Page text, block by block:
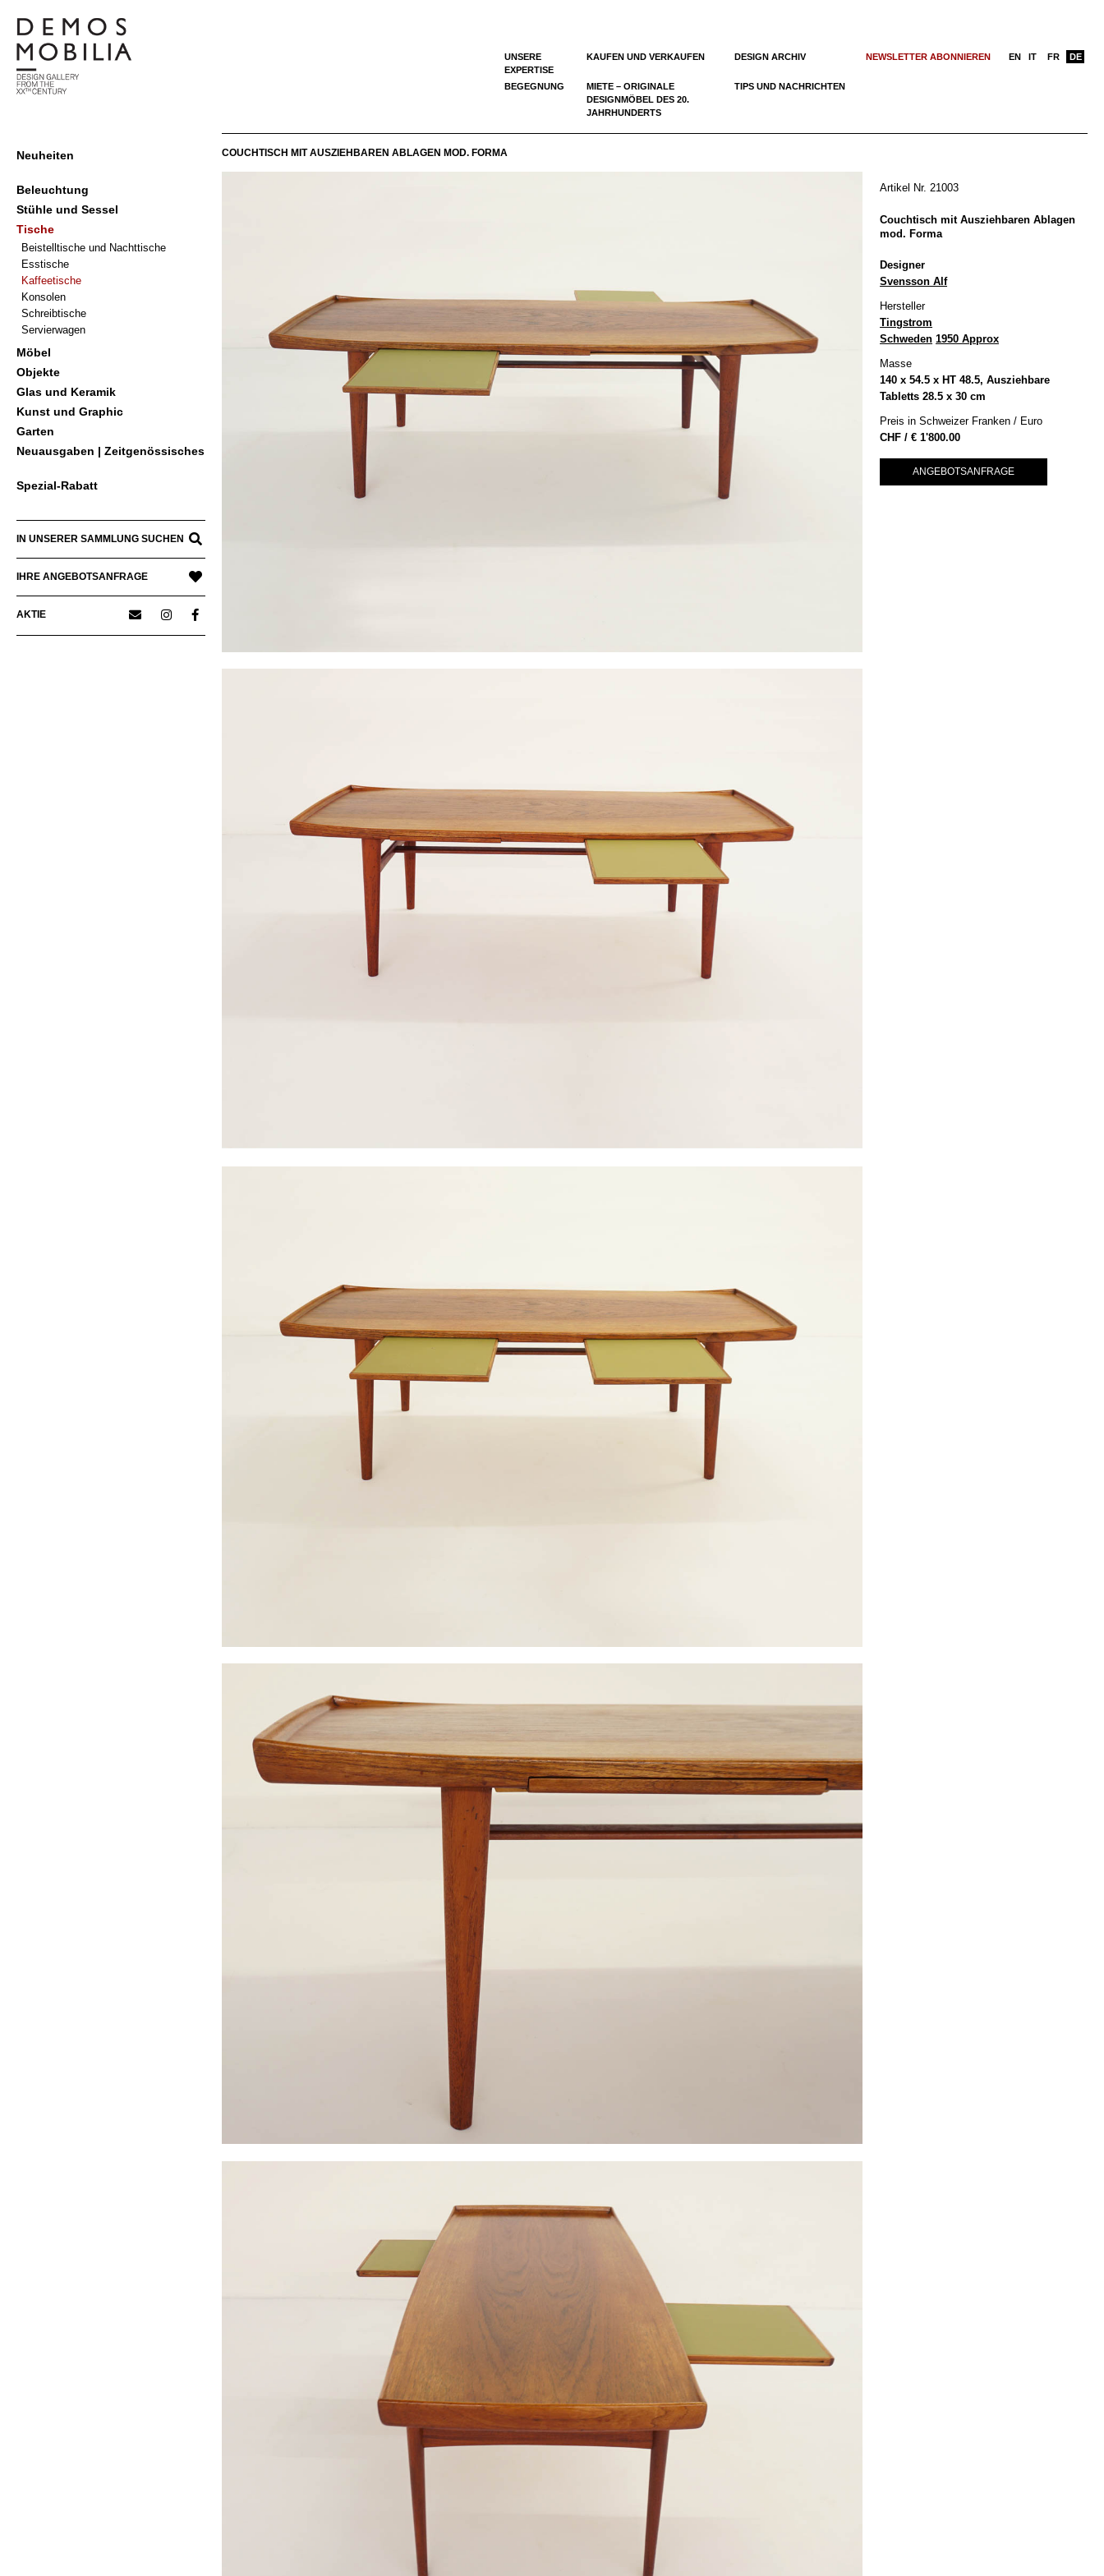
content
Primary
Menu
Neuheiten
Beleuchtung
Stühle und Sessel
Tische
Beistelltische und Nachttische
Esstische
Kaffeetische
Konsolen
Schreibtische
Servierwagen
Möbel
Objekte
Glas und Keramik
Kunst und Graphic
Garten
Neuausgaben | Zeitgenössisches
Spezial-Rabatt
IN UNSERER SAMMLUNG SUCHEN
IHRE ANGEBOTSANFRAGE
AKTIE
UNSERE
EXPERTISE
KAUFEN UND VERKAUFEN DESIGN ARCHIV NEWSLETTER ABONNIEREN
BEGEGNUNG
MIETE – ORIGINALE
DESIGNMÖBEL DES 20.
JAHRHUNDERTS
TIPS UND NACHRICHTEN
EN IT FR DE
COUCHTISCH MIT AUSZIEHBAREN ABLAGEN MOD. FORMA
Artikel Nr. 21003
Couchtisch mit Ausziehbaren Ablagen
mod. Forma
Designer
Svensson Alf
Hersteller
Tingstrom
Schweden 1950 Approx
Masse
140 x 54.5 x HT 48.5, Ausziehbare
Tabletts 28.5 x 30 cm
Preis in Schweizer Franken / Euro
€ 1'800.00
ANGEBOTSANFRAGE